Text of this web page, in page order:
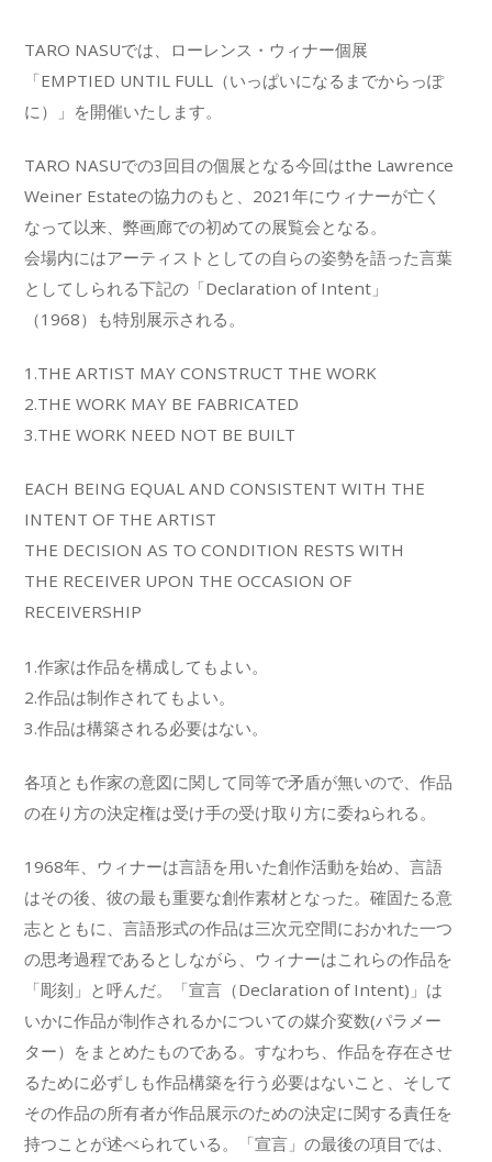
TARO NASUでは、ローレンス・ウィナー個展
「EMPTIED UNTIL FULL（いっぱいになるまでからっぽ
に）」を開催いたします。
TARO NASUでの3回目の個展となる今回はthe Lawrence
Weiner Estateの協力のもと、2021年にウィナーが亡く
なって以来、弊画廊での初めての展覧会となる。
会場内にはアーティストとしての自らの姿勢を語った言葉
としてしられる下記の「Declaration of Intent」
（1968）も特別展示される。
1.THE ARTIST MAY CONSTRUCT THE WORK
2.THE WORK MAY BE FABRICATED
3.THE WORK NEED NOT BE BUILT
EACH BEING EQUAL AND CONSISTENT WITH THE
INTENT OF THE ARTIST
THE DECISION AS TO CONDITION RESTS WITH
THE RECEIVER UPON THE OCCASION OF
RECEIVERSHIP
1.作家は作品を構成してもよい。
2.作品は制作されてもよい。
3.作品は構築される必要はない。
各項とも作家の意図に関して同等で矛盾が無いので、作品
の在り方の決定権は受け手の受け取り方に委ねられる。
1968年、ウィナーは言語を用いた創作活動を始め、言語
はその後、彼の最も重要な創作素材となった。確固たる意
志とともに、言語形式の作品は三次元空間におかれた一つ
の思考過程であるとしながら、ウィナーはこれらの作品を
「彫刻」と呼んだ。「宣言（Declaration of Intent)」は
いかに作品が制作されるかについての媒介変数(パラメー
ター）をまとめたものである。すなわち、作品を存在させ
るために必ずしも作品構築を行う必要はないこと、そして
その作品の所有者が作品展示のための決定に関する責任を
持つことが述べられている。「宣言」の最後の項目では、